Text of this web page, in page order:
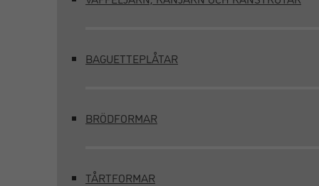
BAGUETTEPLÅTAR
BRÖDFORMAR
TÅRTFORMAR